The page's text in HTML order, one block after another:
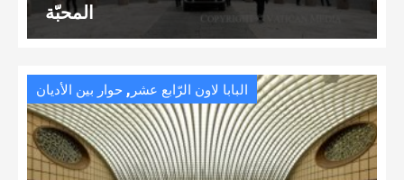
المحبّة
البابا لاون الرّابع عشر , حوار بين الأديان